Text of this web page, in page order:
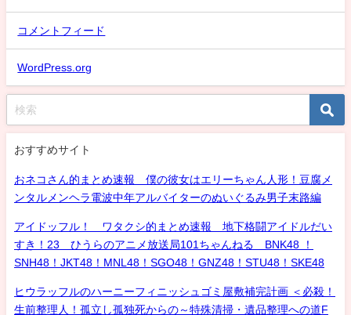
コメントフィード
WordPress.org
おすすめサイト
おネコさん的まとめ速報 僕の彼女はエリーちゃん人形！豆腐メ
ンタルメンヘラ電波中年アルバイターのぬいぐるみ男子末路編
アイドッフル！ ワタクシ的まとめ速報 地下格闘アイドルだい
すき！23 ひうらのアニメ放送局101ちゃんねる BNK48 ！
SNH48！JKT48！MNL48！SGO48！GNZ48！STU48！SKE48
ヒウラッフルのハーニーフィニッシュゴミ屋敷補完計画 ＜必殺！
生前整理人！孤立し孤独死からの～特殊清掃・遺品整理への道F